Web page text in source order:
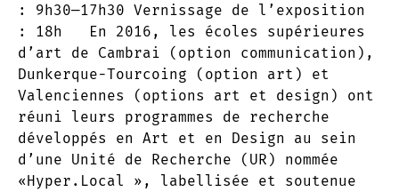
: 9h30—17h30 Vernissage de l’exposition
: 18h En 2016, les écoles supérieures
d’art de Cambrai (option communication),
Dunkerque-Tourcoing (option art) et
Valenciennes (options art et design) ont
réuni leurs programmes de recherche
développés en Art et en Design au sein
d’une Unité de Recherche (UR) nommée
«Hyper.Local », labellisée et soutenue